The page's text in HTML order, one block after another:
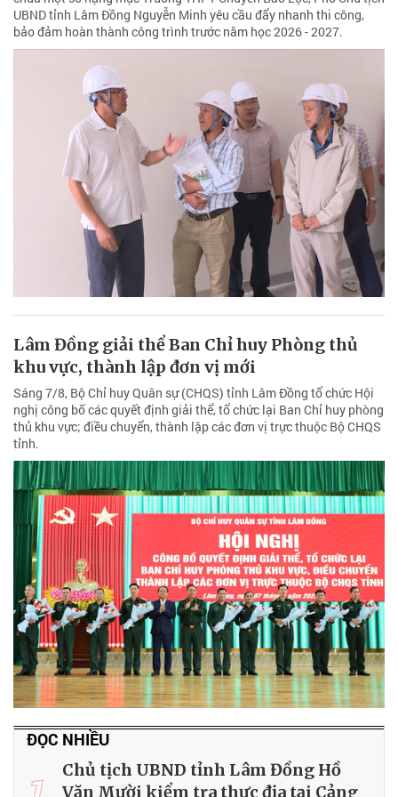
UBND tỉnh Lâm Đồng Nguyễn Minh yêu cầu đẩy nhanh thi công,
bảo đảm hoàn thành công trình trước năm học 2026 - 2027.
Lâm Đồng giải thể Ban Chỉ huy Phòng thủ
khu vực, thành lập đơn vị mới
Sáng 7/8, Bộ Chỉ huy Quân sự (CHQS) tỉnh Lâm Đồng tổ chức Hội
nghị công bố các quyết định giải thể, tổ chức lại Ban Chỉ huy phòng
thủ khu vực; điều chuyển, thành lập các đơn vị trực thuộc Bộ CHQS
tỉnh.
ĐỌC NHIỀU
Chủ tịch UBND tỉnh Lâm Đồng Hồ
Văn Mười kiểm tra thực địa tại Cảng